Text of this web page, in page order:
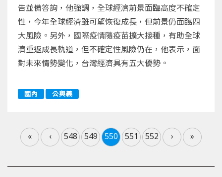
告並備答詢，他強調，全球經濟前景面臨高度不確定
性，今年全球經濟雖可望恢復成長，但前景仍面臨四
大風險。另外，國際疫情隨疫苗擴大接種，有助全球
濟重返成長軌道，但不確定性風險仍在，他表示，面
對未來情勢變化，台灣經濟具有五大優勢。
國內 公與義
« ‹ 548 549 550 551 552 › »